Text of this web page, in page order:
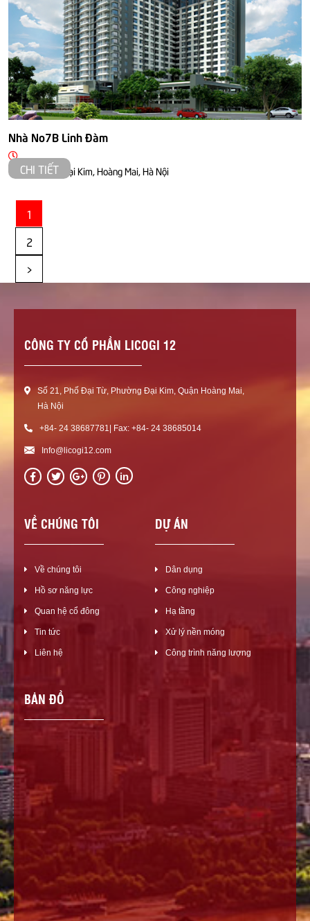
Nhà No7B Linh Đàm
Linh Đàm, Đại Kim, Hoàng Mai, Hà Nội
CHI TIẾT
1
2
>
CÔNG TY CỔ PHẦN LICOGI 12
Số 21, Phố Đại Từ, Phường Đại Kim, Quận Hoàng Mai,
Hà Nội
+84- 24 38687781| Fax: +84- 24 38685014
Info@licogi12.com
in
VỀ CHÚNG TÔI
Về chúng tôi
Hồ sơ năng lực
Quan hệ cổ đông
Tin tức
Liên hệ
DỰ ÁN
Dân dụng
Công nghiệp
Hạ tầng
Xử lý nền móng
Công trình năng lượng
BẢN ĐỒ